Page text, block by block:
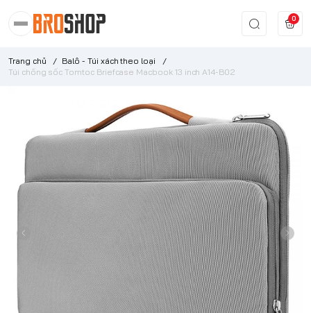
0
Trang chủ / Balô - Túi xách theo loại
/
Túi chống sốc Tomtoc Briefcase Macbook 13 inch A14-B02